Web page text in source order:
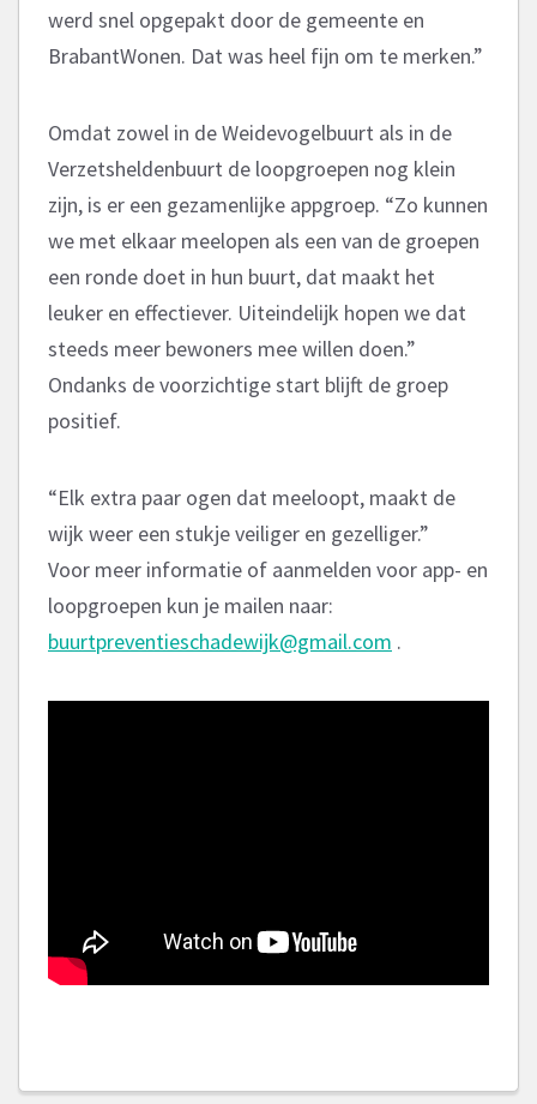
werd snel opgepakt door de gemeente en
BrabantWonen. Dat was heel fijn om te merken.”
Omdat zowel in de Weidevogelbuurt als in de
Verzetsheldenbuurt de loopgroepen nog klein
zijn, is er een gezamenlijke appgroep. “Zo kunnen
we met elkaar meelopen als een van de groepen
een ronde doet in hun buurt, dat maakt het
leuker en effectiever. Uiteindelijk hopen we dat
steeds meer bewoners mee willen doen.”
Ondanks de voorzichtige start blijft de groep
positief.
“Elk extra paar ogen dat meeloopt, maakt de
wijk weer een stukje veiliger en gezelliger.”
Voor meer informatie of aanmelden voor app- en
loopgroepen kun je mailen naar:
buurtpreventieschadewijk@gmail.com .